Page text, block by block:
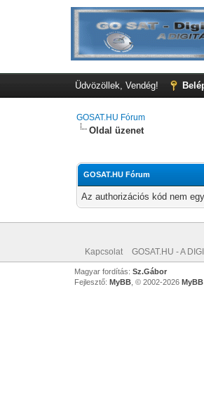
Üdvözöllek, Vendég!
GOSAT.HU Fórum
Oldal üzenet
GOSAT.HU Fórum
Az authorizációs kód nem
Kapcsolat GOSAT.HU - A
Magyar fordítás: Sz.Gábor
Fejlesztő: MyBB, © 2002-2026